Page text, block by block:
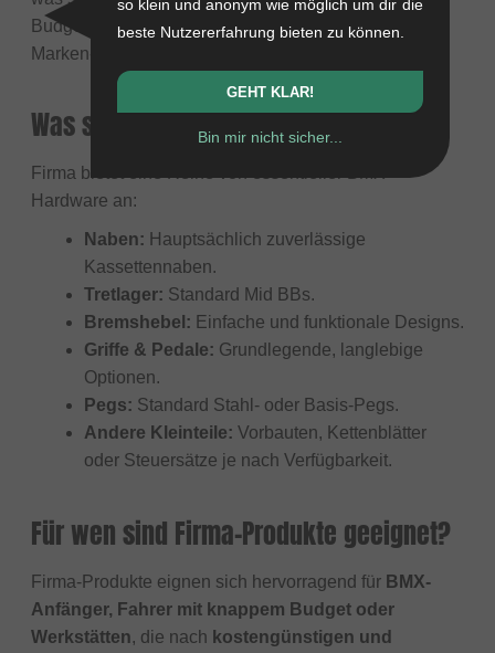
Budget-Builds oder Fahrer macht, die Funktion über
Marken-Hype stellen.
Was stellt Firma hauptsächlich her?
Firma bietet eine Reihe von essentieller BMX-
Hardware an:
Naben: Hauptsächlich zuverlässige
Kassettennaben.
Tretlager: Standard Mid BBs.
Bremshebel: Einfache und funktionale Designs.
Griffe & Pedale: Grundlegende, langlebige
Optionen.
Pegs: Standard Stahl- oder Basis-Pegs.
Andere Kleinteile: Vorbauten, Kettenblätter
oder Steuersätze je nach Verfügbarkeit.
Für wen sind Firma-Produkte geeignet?
Firma-Produkte eignen sich hervorragend für BMX-
Anfänger, Fahrer mit knappem Budget oder
Werkstätten, die nach kostengünstigen und
so klein und anonym wie möglich um dir die
beste Nutzererfahrung bieten zu können.
GEHT KLAR!
Bin mir nicht sicher...